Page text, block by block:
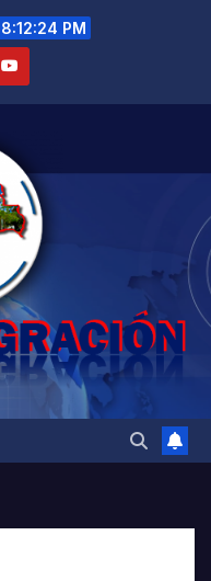
8:12:25 PM